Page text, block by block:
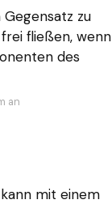
zu
fließen, wenn
des
an
mit einem